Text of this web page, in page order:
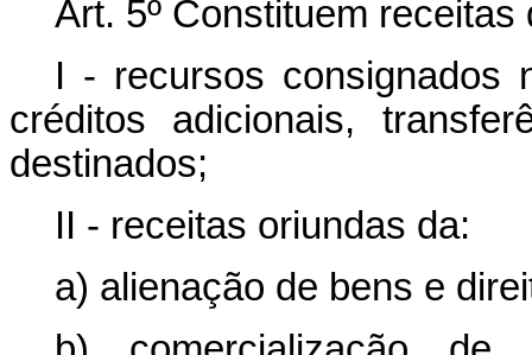
Art. 5º Constituem receitas
I - recursos consignados
créditos adicionais,
destinados;
II - receitas oriundas da:
a) alienação de bens e